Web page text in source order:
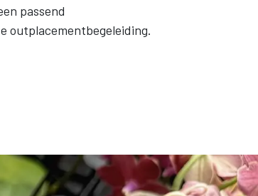
passend
outplacementbegeleiding.